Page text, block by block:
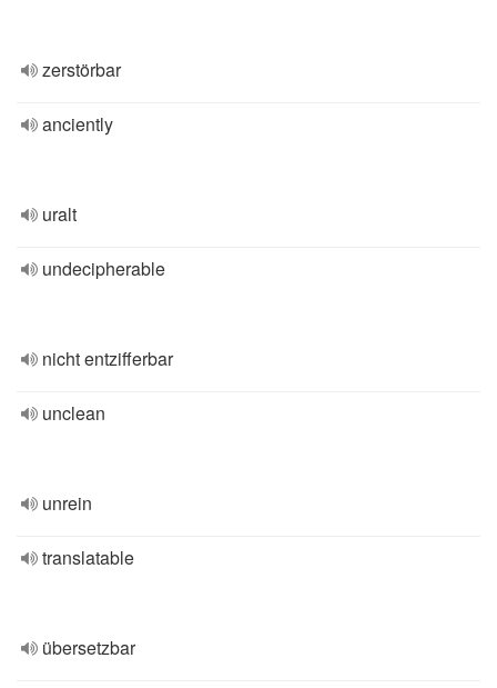
zerstörbar
anciently
uralt
undecipherable
nicht entzifferbar
unclean
unrein
translatable
übersetzbar